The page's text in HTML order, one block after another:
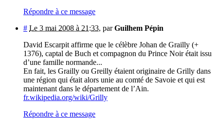
Répondre à ce message
# Le 3 mai 2008 à 21:33, parGuilhem Pépin
David Escarpit affirme que le célèbre Johan de Grailly (+
1376), captal de Buch et compagnon du Prince Noir était issu
d’une famille normande...
En fait, les Grailly ou Greilly étaient originaire de Grilly dans
une région qui était alors unie au comté de Savoie et qui est
maintenant dans le département de l’Ain.
fr.wikipedia.org/wiki/Grilly
Répondre à ce message